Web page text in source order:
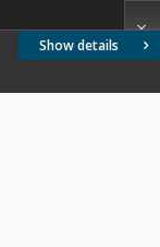
Show details